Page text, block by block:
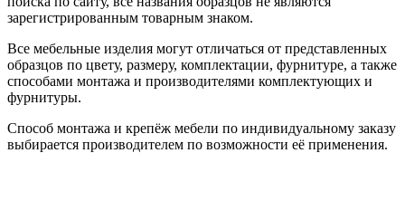
зарегистрированным товарным знаком.
Все мебельные изделия могут отличаться от представленных
образцов по цвету, размеру, комплектации, фурнитуре, а также
способами монтажа и производителями комплектующих и
фурнитуры.
Способ монтажа и крепёж мебели по индивидуальному заказу
выбирается производителем по возможности её применения.